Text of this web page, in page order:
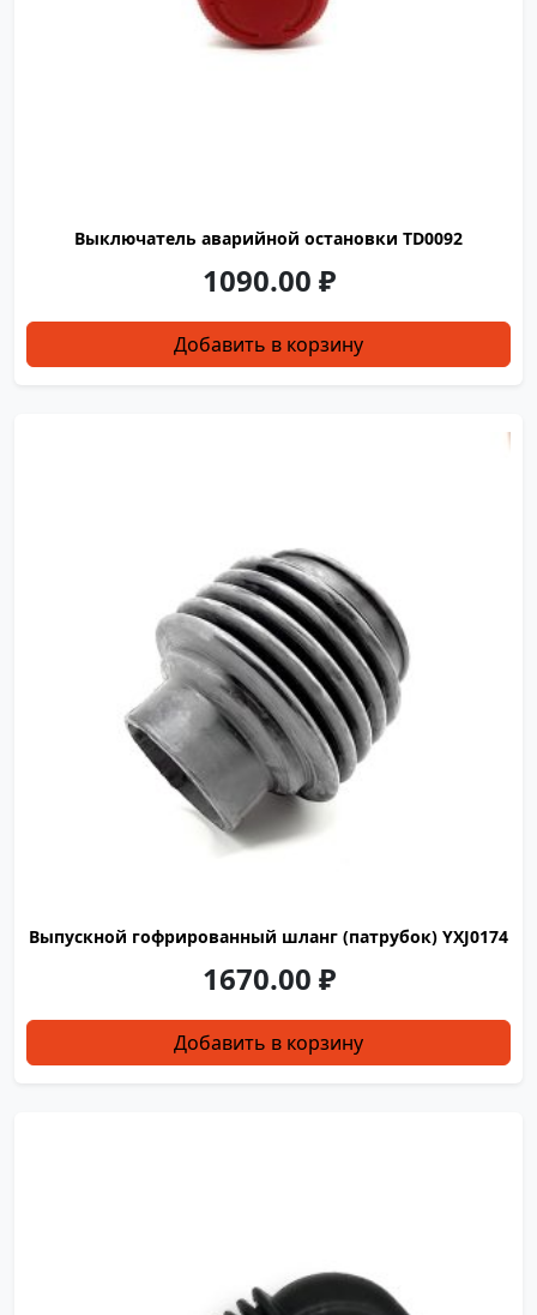
Выключатель аварийной остановки TD0092
1090.00 ₽
Добавить в корзину
Выпускной гофрированный шланг (патрубок) YXJ0174
1670.00 ₽
Добавить в корзину